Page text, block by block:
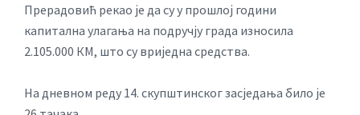
Прерадовић рекао је да су у прошлој години
капитална улагања на подручју града износила
2.105.000 КМ, што су вриједна средства.
На дневном реду 14. скупштинског засједања било је